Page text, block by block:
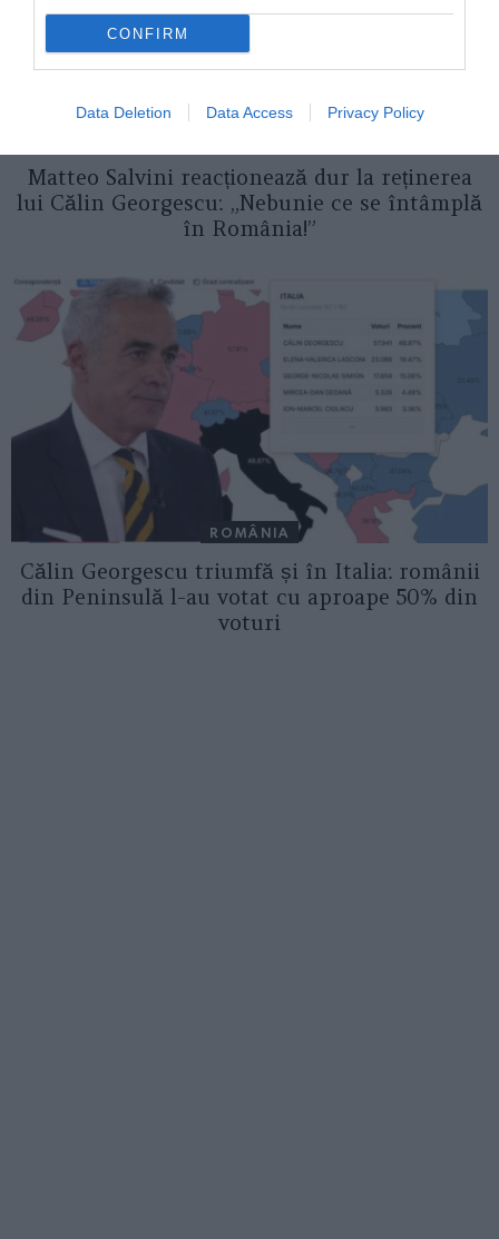
CONFIRM
Data Deletion Data Access Privacy Policy
Matteo Salvini reacționează dur la reținerea
lui Călin Georgescu: „Nebunie ce se întâmplă
în România!”
ROMÂNIA
Călin Georgescu triumfă și în Italia: românii
din Peninsulă l-au votat cu aproape 50% din
voturi